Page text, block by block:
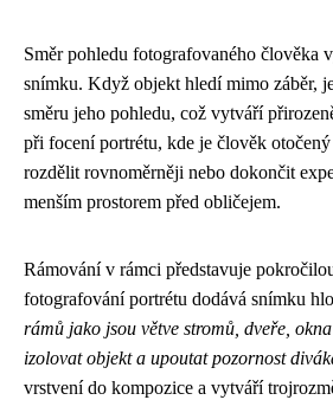
Směr pohledu fotografovaného člověka
snímku. Když objekt hledí mimo záběr,
směru jeho pohledu, což vytváří
při focení portrétu, kde je člověk
rozdělit rovnoměrněji nebo dokončit
menším prostorem před obličejem.
Rámování v rámci představuje
fotografování portrétu dodává snímku
rámů jako jsou větve stromů, dveře,
izolovat objekt a upoutat pozornost
vrstvení do kompozice a vytváří